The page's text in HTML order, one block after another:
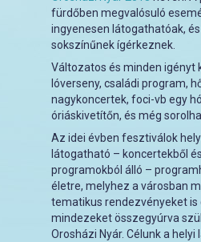
fürdőben megvalósuló
ingyenesen látogathatóak, és
sokszínűnek ígérkeznek.
Változatos és minden igényt
lóverseny, családi program,
nagykoncertek, foci-vb egy
óriáskivetítőn, és még
Az idei évben fesztiválok
látogatható – koncertekből
programokból álló –
életre, melyhez a városban
tematikus rendezvényeket is
mindezeket összegyúrva
Orosházi Nyár. Célunk a helyi